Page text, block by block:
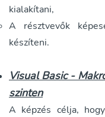
kialakítani,
A résztvevők
készíteni.
Visual Basic -
szinten
A képzés célja,